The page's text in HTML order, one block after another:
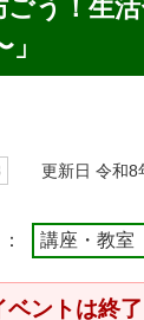
ごう！生
更新日 令和8
講座・教室
ベントは終了